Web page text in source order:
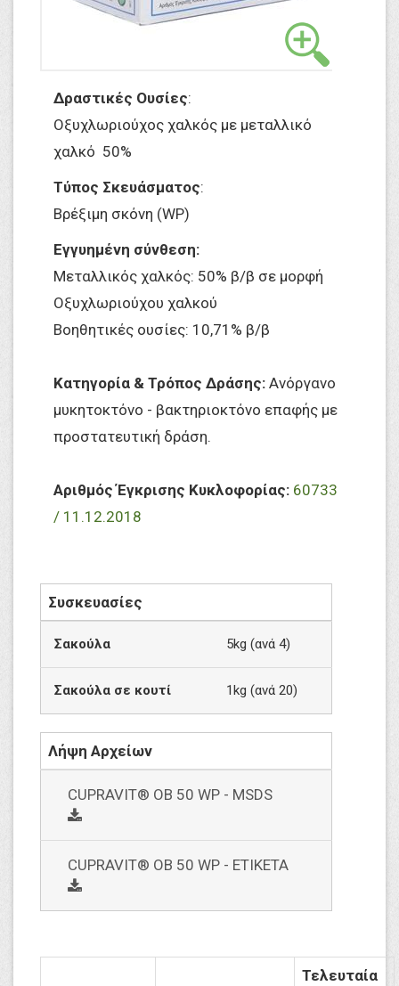
Δραστικές Ουσίες:
Οξυχλωριούχος χαλκός με μεταλλικό
χαλκό 50%
Τύπος Σκευάσματος:
Βρέξιμη σκόνη (WP)
Εγγυημένη σύνθεση:
Μεταλλικός χαλκός: 50% β/β σε μορφή
Οξυχλωριούχου χαλκού
Βοηθητικές ουσίες: 10,71% β/β
Κατηγορία & Τρόπος Δράσης: Ανόργανο
μυκητοκτόνο - βακτηριοκτόνο επαφής με
προστατευτική δράση.
Αριθμός Έγκρισης Κυκλοφορίας: 60733
/ 11.12.2018
Συσκευασίες
Σακούλα 5kg (ανά 4)
Σακούλα σε κουτί 1kg (ανά 20)
Λήψη Αρχείων
CUPRAVIT® OB 50 WP - MSDS
social
CUPRAVIT® OB 50 WP - ΕΤΙΚΕΤΑ
social
Τελευταία